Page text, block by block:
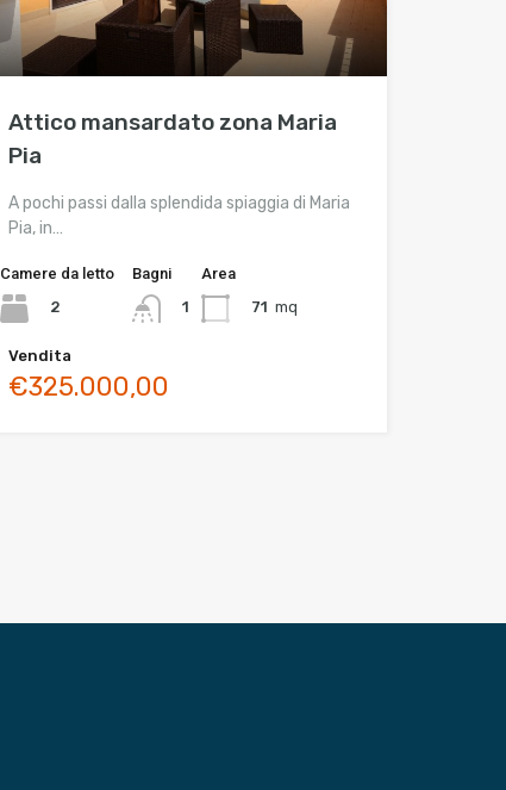
Attico mansardato zona Maria
Pia
A pochi passi dalla splendida spiaggia di Maria
Pia, in…
Camere da letto
2
Bagni
1
Area
71 mq
Vendita
€325.000,00